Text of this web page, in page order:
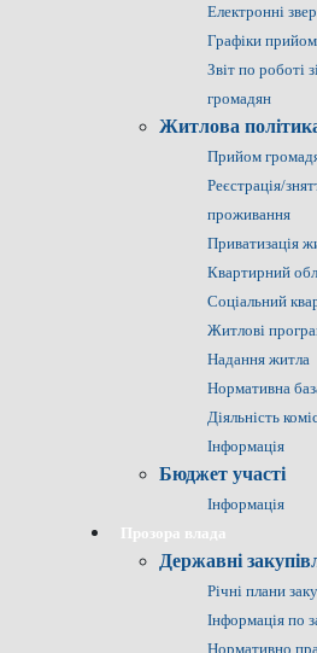
Електронні
Графіки
Звіт по роботі
громадян
Житлова
Прийом
Реєстрація/
проживання
Приватизація
Квартирний
Соціальний
Житлові
Надання житла
Нормативна
Діяльність
Інформація
Бюджет участі
Інформація
Прозора влада
Державні
Річні плани
Інформація по
Нормативно